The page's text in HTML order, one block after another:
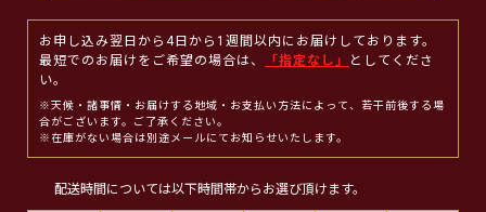
お申し込み翌日から4日から1週間以内にお届けしております。
最短でのお届けをご希望の場合は、
「指定なし」
としてくださ
い。
※天候・諸事情・お届けする地域・お支払い方法によって、若干前後する場
合がございます。ご了承ください。
※在庫がない場合は別途メールにてお知らせいたします。
配送時間については以下時間帯からお選び頂けます。